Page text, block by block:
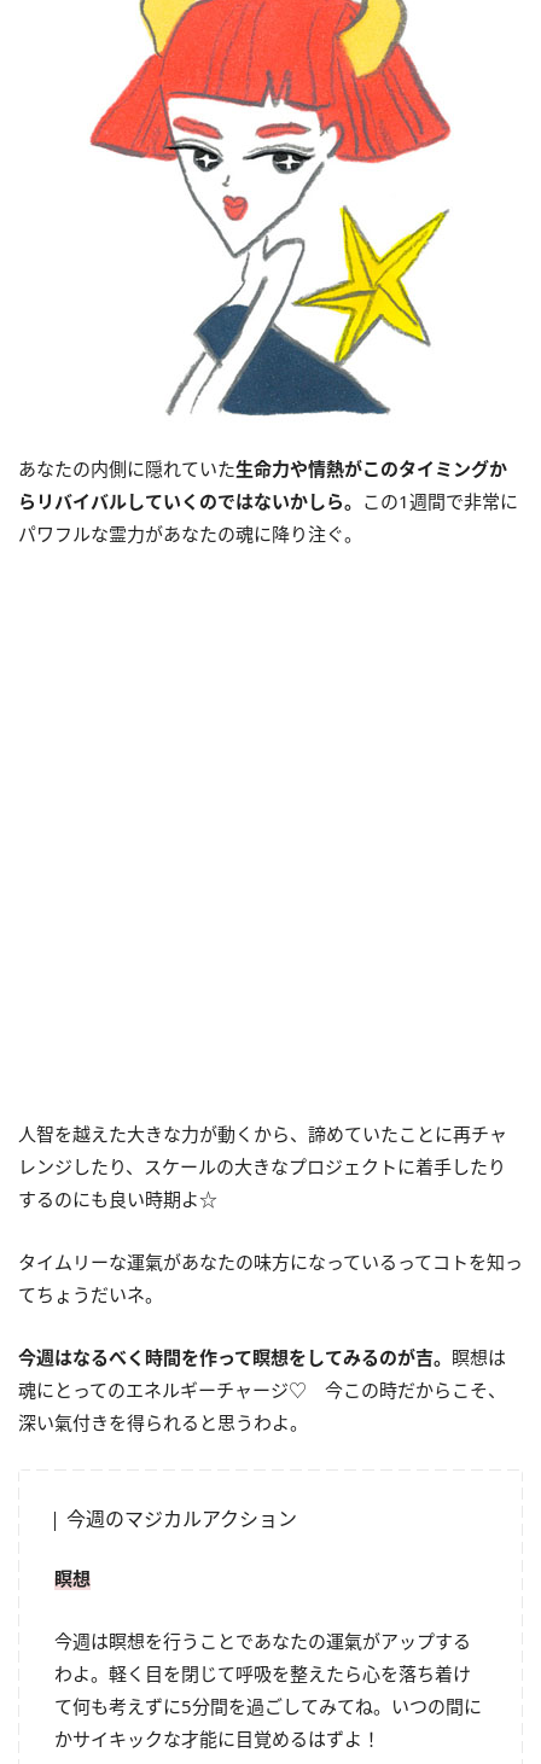
あなたの内側に隠れていた生命力や情熱がこのタイミングか
らリバイバルしていくのではないかしら。 この1週間で非常に
パワフルな霊力があなたの魂に降り注ぐ。
人智を越えた大きな力が動くから、諦めていたことに再チャ
レンジしたり、スケールの大きなプロジェクトに着手したり
するのにも良い時期よ☆
タイムリーな運氣があなたの味方になっているってコトを知っ
てちょうだいネ。
今週はなるべく時間を作って瞑想をしてみるのが吉。 瞑想は
魂にとってのエネルギーチャージ♡ 今この時だからこそ、
深い氣付きを得られると思うわよ。
今週のマジカルアクション
瞑想
今週は瞑想を行うことであなたの運氣がアップする
わよ。軽く目を閉じて呼吸を整えたら心を落ち着け
て何も考えずに5分間を過ごしてみてね。いつの間に
かサイキックな才能に目覚めるはずよ！